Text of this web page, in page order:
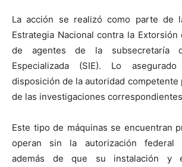
La acción se realizó como parte de
Estrategia Nacional contra la
de agentes de la subsecretaría
Especializada (SIE). Lo
disposición de la autoridad competente
de las investigaciones
Este tipo de máquinas se encuentran
operan sin la autorización federal
además de que su instalación y